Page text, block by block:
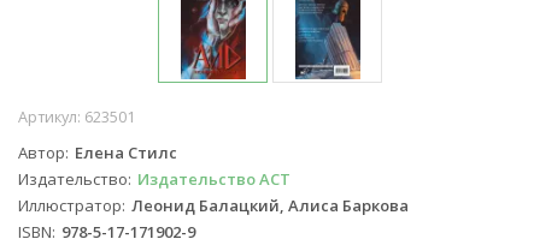
Артикул: 623501
Автор Елена Стилс
Издательство Издательство АСТ
Иллюстратор Леонид Балацкий, Алиса Баркова
ISBN 978-5-17-171902-9